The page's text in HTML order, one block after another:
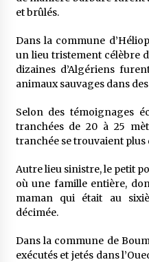
et brûlés.
Dans la commune
un lieu tristement célèbre
dizaines d’Algériens
animaux sauvages dans
Selon des témoignages
tranchées de 20 à 25
tranchée se trouvaient plus
Autre lieu sinistre, le petit
où une famille entière,
maman qui était au
décimée.
Dans la commune de
exécutés et jetés dans